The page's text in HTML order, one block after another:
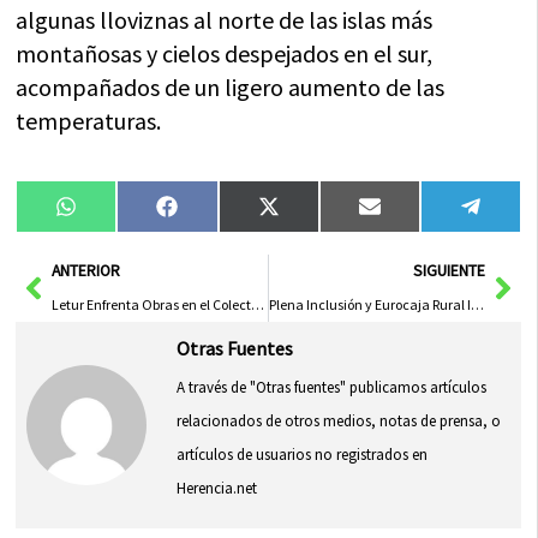
algunas lloviznas al norte de las islas más
montañosas y cielos despejados en el sur,
acompañados de un ligero aumento de las
temperaturas.
Compartir
en
WhatsAppCompartir
en
FacebookCompartir
en
X
(Twitter)
Compartir
en
Email
en
AntANTERIOR
Letur Enfrenta Obras en el Colector del Mirador y Limpieza del Pavimento de la EDAR tras la Dana
SIGUIENTE
Plena Inclusión y Eurocaja Rural Impulsan la Inclusión Social Mediante el Arte
Otras Fuentes
A través de "Otras fuentes" publicamos artículos
relacionados de otros medios, notas de prensa, o
artículos de usuarios no registrados en
Herencia.net